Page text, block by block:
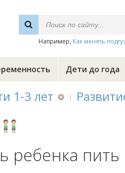
Например, Как менять
Дети до года
1-3 лет
ребенка пить